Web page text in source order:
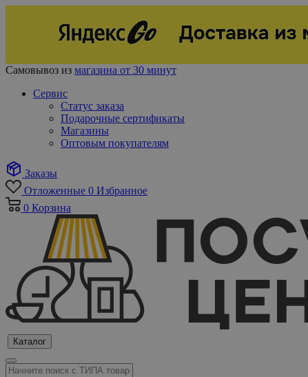
Самовывоз из магазина от 30 минут
Сервис
Статус заказа
Подарочные сертификаты
Магазины
Оптовым покупателям
Заказы
Отложенные 0 Избранное
0 Корзина
Каталог